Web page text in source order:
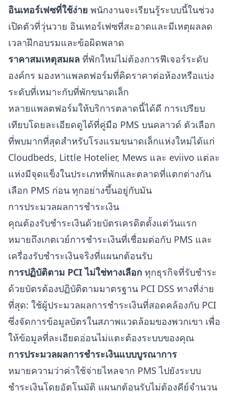
อินเทอร์เฟซที่ใช้ง่าย พนักงานจะเรียนรู้ระบบนี้ในช่วง
เปิดตัวที่วุ่นวาย อินเทอร์เฟซที่สะอาดและมีเหตุผลลด
เวลาฝึกอบรมและข้อผิดพลาด
ราคาสมเหตุสมผล ที่พักใหม่ไม่ต้องการฟีเจอร์ระดับ
องค์กร มองหาแพลตฟอร์มที่คิดราคาต่อห้องหรือแบ่ง
ระดับที่เหมาะกับที่พักขนาดเล็ก
หลายแพลตฟอร์มให้บริการตลาดนี้ได้ดี การเปรียบ
เทียบโดยละเอียดดูได้ที่คู่มือ PMS บนคลาวด์ ตัวเลือก
ที่พบมากที่สุดสำหรับโรงแรมขนาดเล็กแห่งใหม่ได้แก่
Cloudbeds, Little Hotelier, Mews และ eviivo แต่ละ
แห่งมีจุดแข็งในประเภทที่พักและตลาดที่แตกต่างกัน
เลือก PMS ก่อน ทุกอย่างขึ้นอยู่กับมัน
การประมวลผลการชำระเงิน
คุณต้องรับชำระเงินด้วยบัตรเครดิตตั้งแต่วันแรก
หมายถึงเกตเวย์การชำระเงินที่เชื่อมต่อกับ PMS และ
เครื่องรับชำระเงินจริงที่แผนกต้อนรับ
การปฏิบัติตาม PCI ไม่ใช่ทางเลือก ทุกธุรกิจที่รับชำระ
ด้วยบัตรต้องปฏิบัติตามมาตรฐาน PCI DSS ทางที่ง่าย
ที่สุด: ใช้ผู้ประมวลผลการชำระเงินที่สอดคล้องกับ PCI
ซึ่งจัดการข้อมูลบัตรในสภาพแวดล้อมของพวกเขา เพื่อ
ให้ข้อมูลที่ละเอียดอ่อนไม่แตะต้องระบบของคุณ
การประมวลผลการชำระเงินแบบบูรณาการ
หมายความว่าค่าใช้จ่ายไหลจาก PMS ไปยังระบบ
ชำระเงินโดยอัตโนมัติ แผนกต้อนรับไม่ต้องคีย์จำนวน